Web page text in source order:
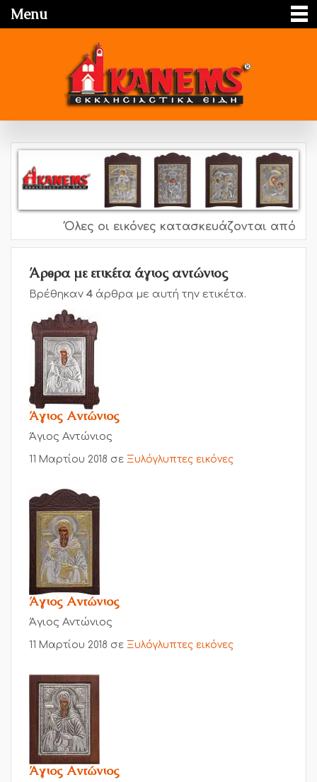
Menu
Όλες οι εικόνες κατασκευάζονται από
Άρθρα με ετικέτα άγιος αντώνιος
Βρέθηκαν 4 άρθρα με αυτή την ετικέτα.
Άγιος Αντώνιος
Άγιος Αντώνιος
11 Μαρτίου 2018 σε Ξυλόγλυπτες εικόνες
Άγιος Αντώνιος
Άγιος Αντώνιος
11 Μαρτίου 2018 σε Ξυλόγλυπτες εικόνες
Άγιος Αντώνιος